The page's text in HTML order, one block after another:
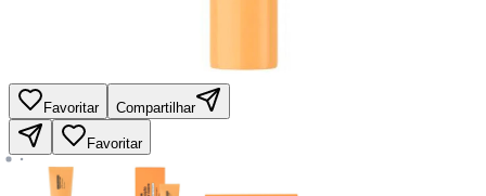
Favoritar Compartilhar
Favoritar